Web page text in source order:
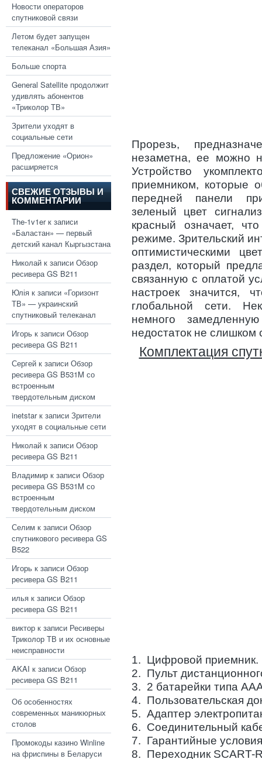
Новости операторов
спутниковой связи
Летом будет запущен
телеканал «Большая Азия»
Больше спорта
General Satellite продолжит
удивлять абонентов
«Триколор ТВ»
Зрители уходят в
социальные сети
Предложение «Орион»
расширяется
СВЕЖИЕ ОТЗЫВЫ И
КОММЕНТАРИИ
The-1v1erк записи
«Баластан» — первый
детский канал Кыргызстана
Николай к записи Обзор
ресивера GS B211
Юлія к записи «Горизонт
ТВ» — украинский
спутниковый телеканал
Игорь к записи Обзор
ресивера GS B211
Сергей к записи Обзор
ресивера GS B531M со
встроенным
твердотельным диском
inetstarк записи Зрители
уходят в социальные сети
Николай к записи Обзор
ресивера GS B211
Владимир к записи Обзор
ресивера GS B531M со
встроенным
твердотельным диском
Селим к записи Обзор
спутникового ресивера GS
B522
Игорь к записи Обзор
ресивера GS B211
илья к записи Обзор
ресивера GS B211
виктор к записи Ресиверы
Триколор ТВ и их основные
неисправности
AKAI к записи Обзор
ресивера GS B211
Об особенностях
современных маникюрных
столов
Промокоды казино Winline
на фриспины в Беларуси
Прорезь,
незаметна, ее можно
Устройство
приемником, которые
передней панели
зеленый цвет
красный означает,
режиме. Зрительский
оптимистическими
раздел, который
связанную с оплатой
настроек значится,
глобальной сети.
немного
недостаток не слишком
Комплектация
1. Цифровой приемник.
2. Пульт
3. 2 батарейки типа
4. Пользовательская
5. Адаптер
6. Соединительный
7. Гарантийные
8. Переходник SCART-